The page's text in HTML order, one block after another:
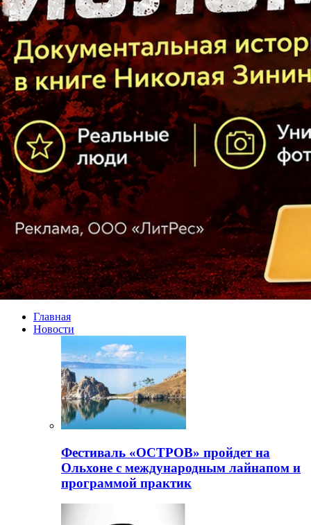
Главная
Новости
Фестиваль «ОСТРОВ» пройдет на
Ольхоне с международным лайнапом и
программой практик